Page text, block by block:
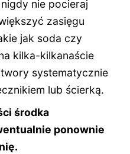
nie pocieraj
zasięgu
jak soda czy
kilka-kilkanaście
systematycznie
lub ścierką.
środka
ponownie